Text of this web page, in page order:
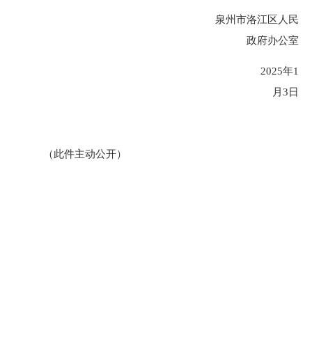
泉州市洛江区人民
政府办公室
2025年1
月3日
（此件主动公开）